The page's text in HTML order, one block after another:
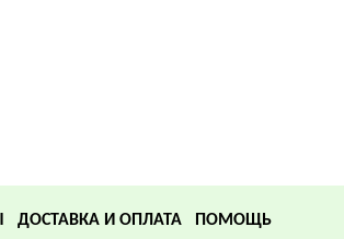
ДОСТАВКА И ОПЛАТА ПОМОЩЬ